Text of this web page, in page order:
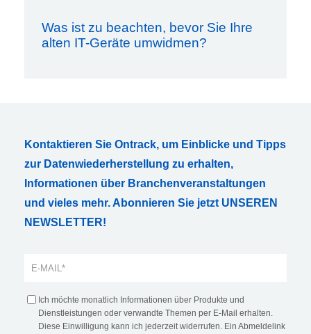
Was ist zu beachten, bevor Sie Ihre
alten IT-Geräte umwidmen?
Kontaktieren Sie Ontrack, um Einblicke und Tipps
zur Datenwiederherstellung zu erhalten,
Informationen über Branchenveranstaltungen
und vieles mehr. Abonnieren Sie jetzt UNSEREN
NEWSLETTER!
Ich möchte monatlich Informationen über Produkte und
Dienstleistungen oder verwandte Themen per E-Mail erhalten.
Diese Einwilligung kann ich jederzeit widerrufen. Ein Abmeldelink